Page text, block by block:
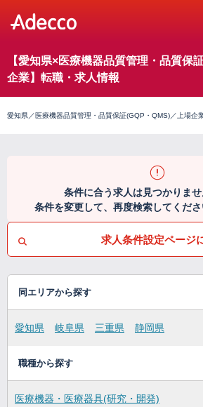
【愛知県×医療機器品質管理・品質保
企業】転職・求人情報
愛知県／医療機器品質管理・品質保証(GQP・QMS)／上場企
条件に合う求人は見つかりませ
条件を変更して、再度検索してくださ
求人条件設定ページ
同エリアから探す
愛知県 岐阜県 三重県 静岡県
職種から探す
医療機器・医療器具(研究・開発)